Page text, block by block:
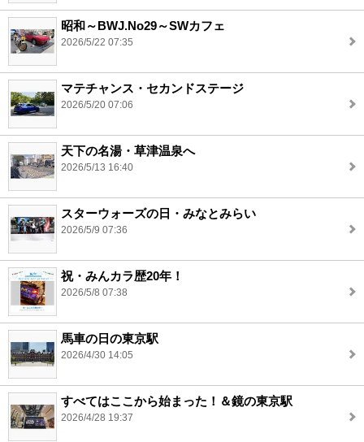
昭和～BWJ.No29～SWカフェ
2026/5/22 07:35
マテチャンス・セカンドステージ
2026/5/20 07:06
天下の名湯・草津温泉へ
2026/5/13 16:40
スターウォーズの日・みなとみらい
2026/5/9 07:36
祝・みんカラ歴20年！
2026/5/8 07:38
馬車の日の東京駅
2026/4/30 14:05
すべてはここから始まった！＆鏡の東京駅
2026/4/28 19:37